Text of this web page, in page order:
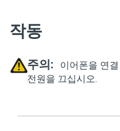
작동
주의:
이어폰을 연
전원을 끄십시오.